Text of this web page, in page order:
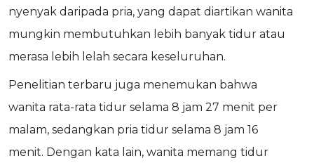
nyenyak daripada pria, yang dapat diartikan wanita
mungkin membutuhkan lebih banyak tidur atau
merasa lebih lelah secara keseluruhan.
Penelitian terbaru juga menemukan bahwa
wanita rata-rata tidur selama 8 jam 27 menit per
malam, sedangkan pria tidur selama 8 jam 16
menit. Dengan kata lain, wanita memang tidur